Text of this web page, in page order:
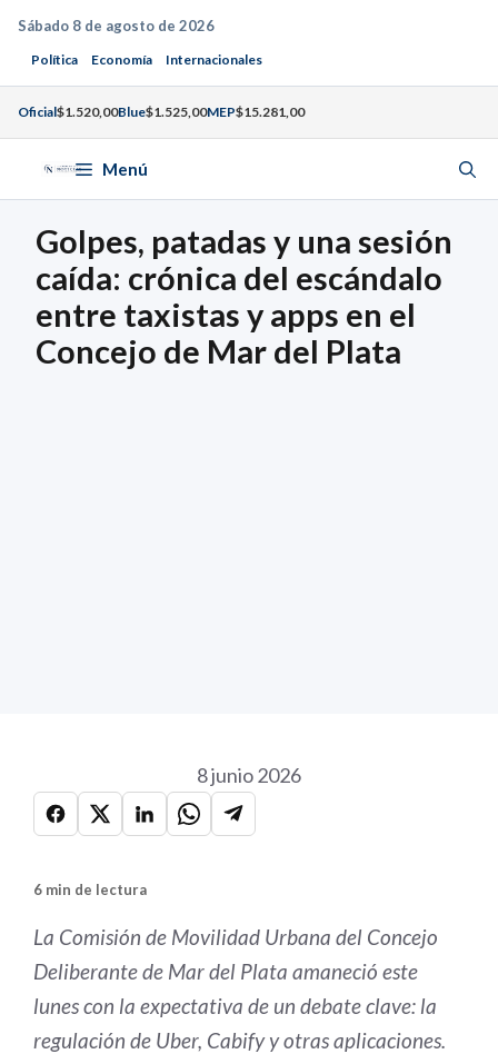
Saltar
contenido
Sábado 8 de agosto de 2026
Política Economía Internacionales
Oficial$1.520,00Blue$1.525,00MEP$15.281,00
Menú
Golpes, patadas y una sesión
caída: crónica del escándalo
entre taxistas y apps en el
Concejo de Mar del Plata
8 junio 2026
6 min de lectura
La Comisión de Movilidad Urbana del Concejo
Deliberante de Mar del Plata amaneció este
lunes con la expectativa de un debate clave: la
regulación de Uber, Cabify y otras aplicaciones.